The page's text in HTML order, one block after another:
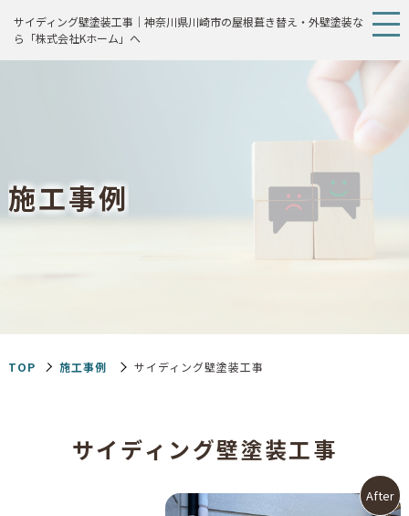
サイディング壁塗装工事｜神奈川県川崎市の屋根葺き替え・外壁塗装な
ら「株式会社Kホーム」へ
施工事例
TOP 施工事例 サイディング壁塗装工事
サイ ディ ング壁塗装工事
After